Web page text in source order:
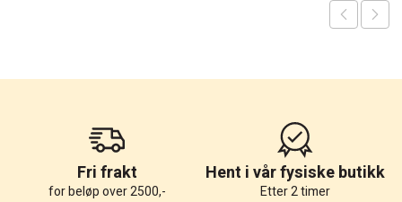
Fri frakt
for beløp over 2500,-
Hent i vår fysiske butikk
Etter 2 timer